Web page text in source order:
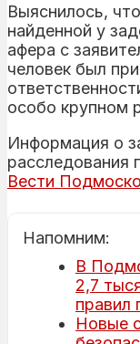
Выяснилось,
найденной у
афера с
человек был
особо крупном
Информация о
расследования
Вести
Напомним:
В
2,7
правил
Новые